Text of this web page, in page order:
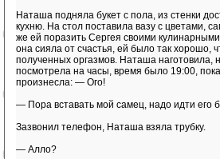
Наташа подняла букет с пола, из стенки
кухню. На стол поставила вазу с цветами,
же ей поразить Сергея своими
она сияла от счастья, ей было так хорошо,
полученных оргазмов. Наташа наготовила,
посмотрела на часы, время было 19:00,
произнесла: — Ого!
— Пора вставать мой самец, надо идти его
Зазвонил телефон, Наташа взяла трубку.
— Алло?